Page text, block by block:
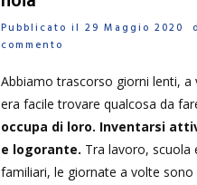
Pubblicato il 29 Maggio 2020
commento
Abbiamo trascorso giorni lenti,
era facile trovare qualcosa da
occupa di loro. Inventarsi
e logorante. Tra lavoro, scuola
familiari, le giornate a volte